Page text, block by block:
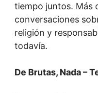
tiempo juntos. Más
conversaciones
religión y
todavía.
De Brutas, Nada–